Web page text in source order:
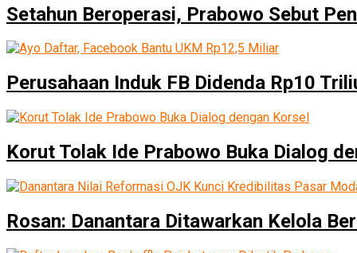
Setahun Beroperasi, Prabowo Sebut
Perusahaan Induk FB Didenda Rp10
Korut Tolak Ide Prabowo Buka Dialog
Rosan: Danantara Ditawarkan Kelola